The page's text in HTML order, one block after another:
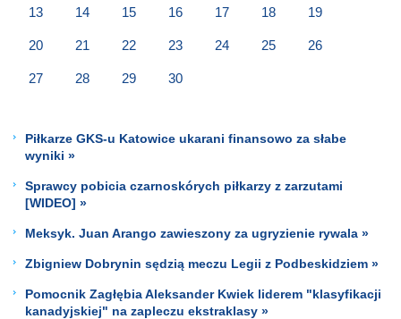
13 14 15 16 17 18 19
20 21 22 23 24 25 26
27 28 29 30
Piłkarze GKS-u Katowice ukarani finansowo za słabe
wyniki »
Sprawcy pobicia czarnoskórych piłkarzy z zarzutami
[WIDEO] »
Meksyk. Juan Arango zawieszony za ugryzienie rywala »
Zbigniew Dobrynin sędzią meczu Legii z Podbeskidziem »
Pomocnik Zagłębia Aleksander Kwiek liderem "klasyfikacji
kanadyjskiej" na zapleczu ekstraklasy »